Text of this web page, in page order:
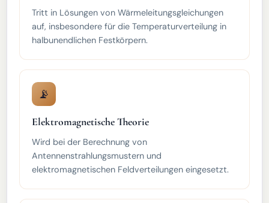
Tritt in Lösungen von Wärmeleitungsgleichungen
auf, insbesondere für die Temperaturverteilung in
halbunendlichen Festkörpern.
📡
Elektromagnetische Theorie
Wird bei der Berechnung von
Antennenstrahlungsmustern und
elektromagnetischen Feldverteilungen eingesetzt.